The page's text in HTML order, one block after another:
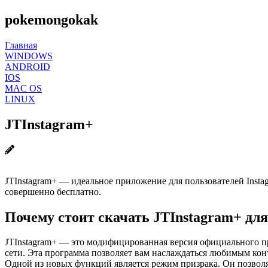
pokemongokak
Главная
WINDOWS
ANDROID
IOS
MAC OS
LINUX
JTInstagram+
JTInstagram+ — идеальное приложение для пользователей
совершенно бесплатно.
Почему стоит скачать JTInstagram+
JTInstagram+ — это модифицированная версия официального
сети. Эта программа позволяет вам наслаждаться любимым
Одной из новых функций является режим призрака. Он